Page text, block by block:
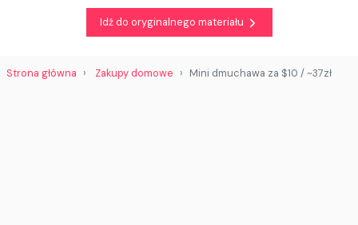
Idź do oryginalnego materiału
Strona główna Zakupy domowe Mini dmuchawa za $10 / ~37zł